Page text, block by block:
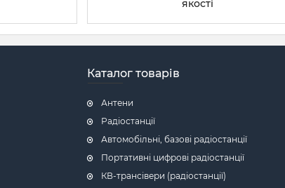
якості
Каталог товарів
Антени
Радіостанції
Автомобільні, базові радіостанції
Портативні цифрові радіостанції
КВ-трансівери (радіостанції)